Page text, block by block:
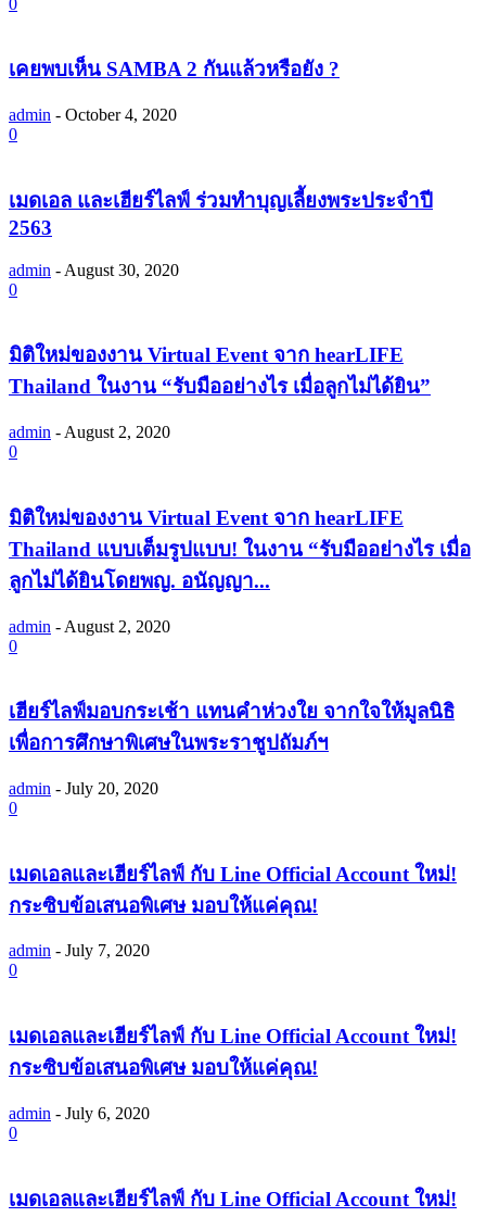
เคยพบเห็น SAMBA 2 กันแล้วหรือยัง ?
admin - October 4, 2020
0
เมดเอล และเฮียร์ไลฟ์ ร่วมทำบุญเลี้ยงพระประจำปี
2563
admin - August 30, 2020
0
มิติใหม่ของงาน Virtual Event จาก hearLIFE
Thailand ในงาน “รับมืออย่างไร เมื่อลูกไม่ได้ยิน”
admin - August 2, 2020
0
มิติใหม่ของงาน Virtual Event จาก hearLIFE
Thailand แบบเต็มรูปแบบ! ในงาน “รับมืออย่างไร เมื่อ
ลูกไม่ได้ยินโดยพญ. อนัญญา...
admin - August 2, 2020
0
เฮียร์ไลฟ์มอบกระเช้า แทนคำห่วงใย จากใจให้มูลนิธิ
เพื่อการศึกษาพิเศษในพระราชูปถัมภ์ฯ
admin - July 20, 2020
0
เมดเอลและเฮียร์ไลฟ์ กับ Line Official Account ใหม่!
กระซิบข้อเสนอพิเศษ มอบให้แค่คุณ!
admin - July 7, 2020
0
เมดเอลและเฮียร์ไลฟ์ กับ Line Official Account ใหม่!
กระซิบข้อเสนอพิเศษ มอบให้แค่คุณ!
admin - July 6, 2020
0
เมดเอลและเฮียร์ไลฟ์ กับ Line Official Account ใหม่!